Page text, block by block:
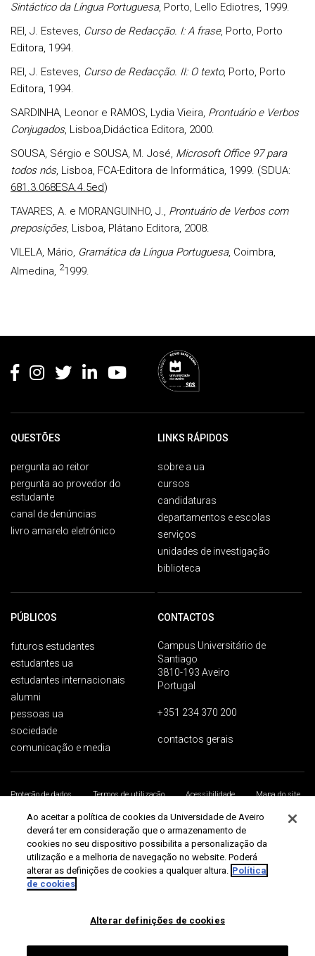
Sintáctico da Língua Portuguesa, Porto, Lello Ediotres, 1999.
REI, J. Esteves, Curso de Redacção. I: A frase, Porto, Porto
Editora, 1994.
REI, J. Esteves, Curso de Redacção. II: O texto, Porto, Porto
Editora, 1994.
SARDINHA, Leonor e RAMOS, Lydia Vieira, Prontuário e Verbos
Conjugados, Lisboa,Didáctica Editora, 2000.
SOUSA, Sérgio e SOUSA, M. José, Microsoft Office 97 para
todos nós, Lisboa, FCA-Editora de Informática, 1999. (SDUA:
681.3.068ESA.4.5ed)
TAVARES, A. e MORANGUINHO, J., Prontuário de Verbos com
preposições, Lisboa, Plátano Editora, 2008.
VILELA, Mário, Gramática da Língua Portuguesa, Coimbra,
Almedina, 21999.
QUESTÕES
pergunta ao reitor
pergunta ao provedor do
estudante
canal de denúncias
livro amarelo eletrónico
LINKS RÁPIDOS
sobre a ua
cursos
candidaturas
departamentos e escolas
serviços
unidades de investigação
biblioteca
PÚBLICOS
futuros estudantes
estudantes ua
estudantes internacionais
alumni
pessoas ua
sociedade
comunicação e media
CONTACTOS
Campus Universitário de
Santiago
3810-193 Aveiro
Portugal
+351 234 370 200
contactos gerais
Proteção de dados Termos de utilização Acessibilidade
Mapa do site
Universidade de Aveiro 2026
Ao aceitar a política de cookies da Universidade de Aveiro
deverá ter em consideração que o armazenamento de
cookies no seu dispositivo possibilita a personalização da
utilização e a melhoria de navegação no website. Poderá
alterar as definições de cookies a qualquer altura. Política
de cookies
Alterar definições de cookies